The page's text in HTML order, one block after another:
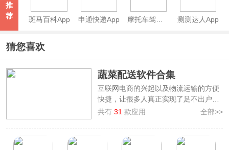
推
荐
斑马百科App 申通快递App 摩托车驾考app 测测达人App
猜您喜欢
蔬菜配送软件合集
互联网电商的兴起以及物流运输的方便
快捷，让很多人真正实现了足不出户就
能享受任何物质享受，在手机上就能挑
象超市、叮咚买菜、朴朴超市、永辉线
共有31 款应用 全部>>